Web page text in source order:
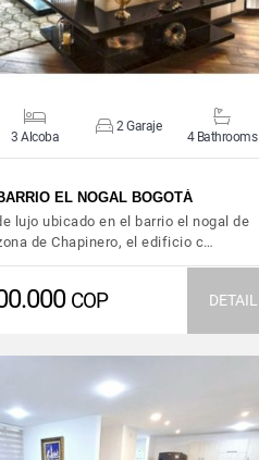
3 Alcoba
2 Garaje
4 Bathrooms
EL NOGAL BOGOTÁ
lujo ubicado en el barrio el nogal de
de Chapinero, el edificio c…
COP DETAIL